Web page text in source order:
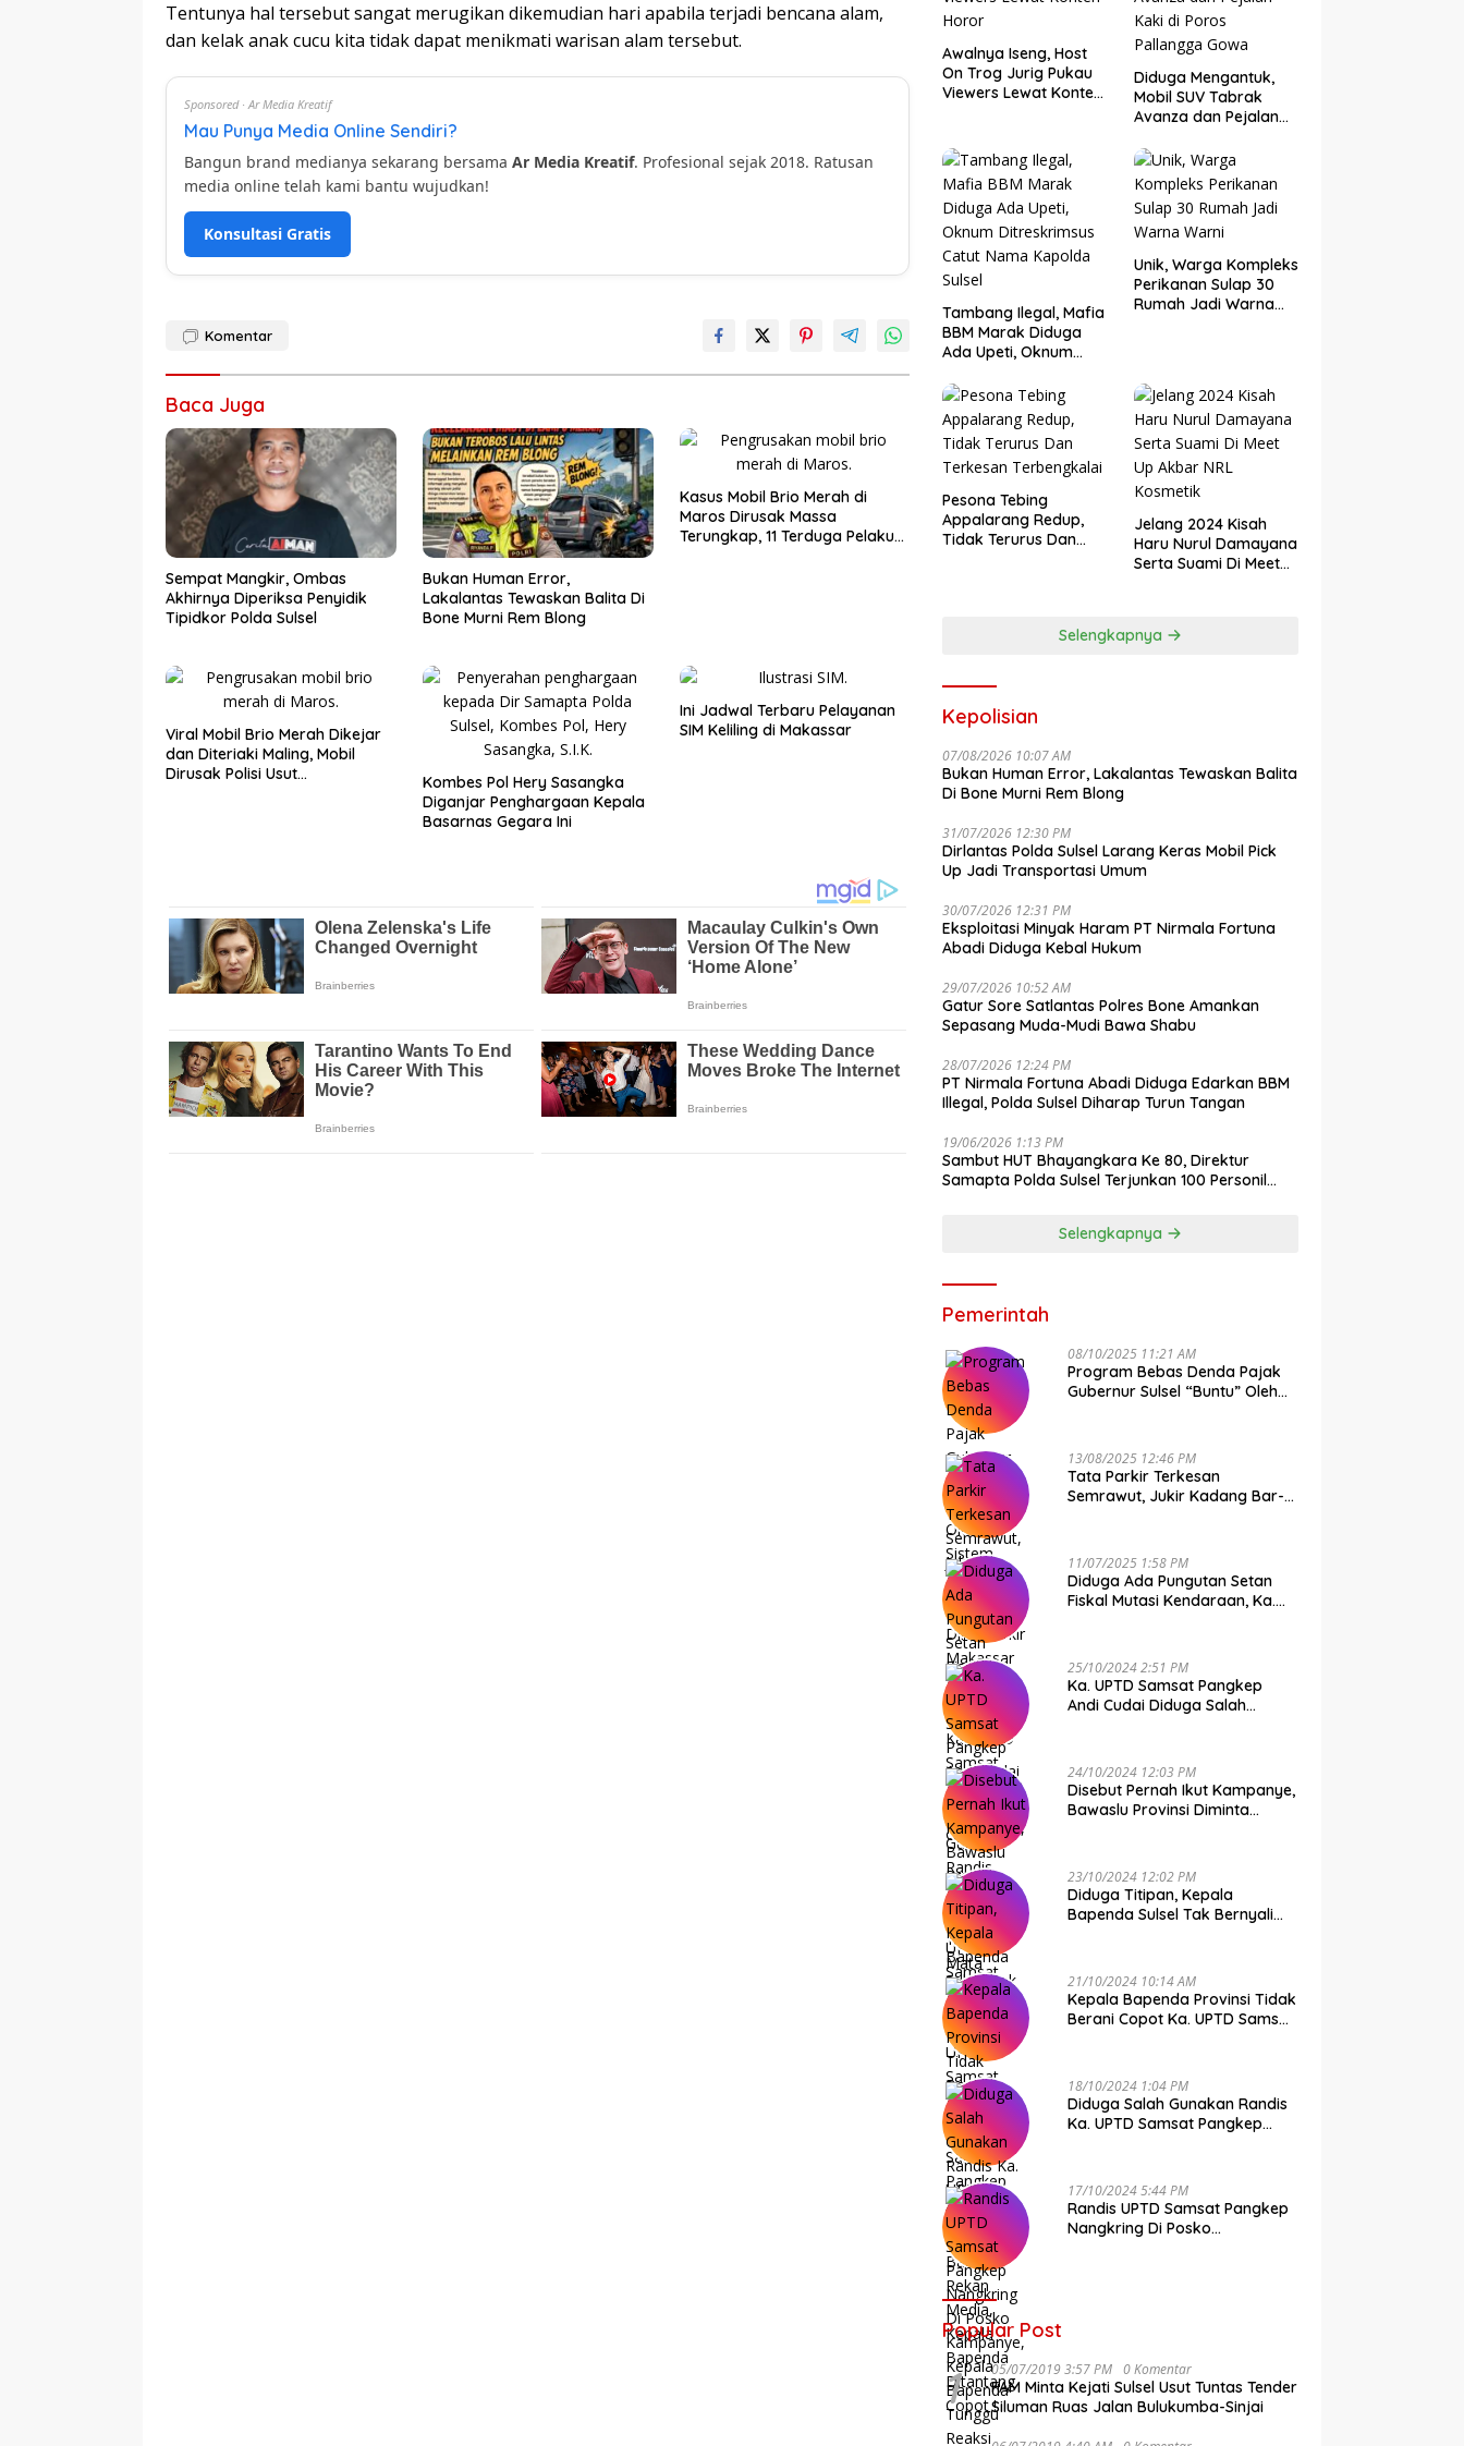
Tentunya hal tersebut sangat merugikan dikemudian hari apabila terjadi bencana alam,
dan kelak anak cucu kita tidak dapat menikmati warisan alam tersebut.
Sponsored · Ar Media Kreatif
Mau Punya Media Online Sendiri?
Bangun brand medianya sekarang bersama Ar Media Kreatif. Profesional sejak 2018. Ratusan
media online telah kami bantu wujudkan!
Konsultasi Gratis
Komentar
Baca Juga
Sempat Mangkir, Ombas
Akhirnya Diperiksa Penyidik
Tipidkor Polda Sulsel
Bukan Human Error,
Lakalantas Tewaskan Balita Di
Bone Murni Rem Blong
Kasus Mobil Brio Merah di
Maros Dirusak Massa
Terungkap, 11 Terduga Pelaku
Viral Mobil Brio Merah Dikejar
dan Diteriaki Maling, Mobil
Dirusak Polisi Usut
Kombes Pol Hery Sasangka
Diganjar Penghargaan Kepala
Basarnas Gegara Ini
Ini Jadwal Terbaru Pelayanan
SIM Keliling di Makassar
Awalnya Iseng, Host
On Trog Jurig Pukau
Viewers Lewat Konten
Diduga Mengantuk,
Mobil SUV Tabrak
Avanza dan Pejalan
Pallangga Gowa
Tambang Ilegal, Mafia
BBM Marak Diduga
Ada Upeti, Oknum
Nama Kapolda Sulsel
Unik, Warga Kompleks
Perikanan Sulap 30
Rumah Jadi Warna
Pesona Tebing
Appalarang Redup,
Tidak Terurus Dan
Jelang 2024 Kisah
Haru Nurul Damayana
Serta Suami Di Meet
Selengkapnya
Kepolisian
07/08/2026 10:07 AM
Bukan Human Error, Lakalantas Tewaskan Balita
Di Bone Murni Rem Blong
31/07/2026 12:30 PM
Dirlantas Polda Sulsel Larang Keras Mobil Pick
Up Jadi Transportasi Umum
30/07/2026 12:31 PM
Eksploitasi Minyak Haram PT Nirmala Fortuna
Abadi Diduga Kebal Hukum
29/07/2026 10:52 AM
Gatur Sore Satlantas Polres Bone Amankan
Sepasang Muda-Mudi Bawa Shabu
28/07/2026 12:24 PM
PT Nirmala Fortuna Abadi Diduga Edarkan BBM
Illegal, Polda Sulsel Diharap Turun Tangan
19/06/2026 1:13 PM
Sambut HUT Bhayangkara Ke 80, Direktur
Samapta Polda Sulsel Terjunkan 100 Personil
Selengkapnya
Pemerintah
08/10/2025 11:21 AM
Program Bebas Denda Pajak
Gubernur Sulsel “Buntu” Oleh
13/08/2025 12:46 PM
Tata Parkir Terkesan
Semrawut, Jukir Kadang Bar-
11/07/2025 1:58 PM
Diduga Ada Pungutan Setan
Fiskal Mutasi Kendaraan, Ka.
25/10/2024 2:51 PM
Ka. UPTD Samsat Pangkep
Andi Cudai Diduga Salah
24/10/2024 12:03 PM
Disebut Pernah Ikut Kampanye,
Bawaslu Provinsi Diminta
23/10/2024 12:02 PM
Diduga Titipan, Kepala
Bapenda Sulsel Tak Bernyali
21/10/2024 10:14 AM
Kepala Bapenda Provinsi Tidak
Berani Copot Ka. UPTD Samsat
18/10/2024 1:04 PM
Diduga Salah Gunakan Randis
Ka. UPTD Samsat Pangkep
17/10/2024 5:44 PM
Randis UPTD Samsat Pangkep
Nangkring Di Posko
Popular Post
1 05/07/2019 3:57 PM 0 Komentar
FAM Minta Kejati Sulsel Usut Tuntas Tender
Siluman Ruas Jalan Bulukumba-Sinjai